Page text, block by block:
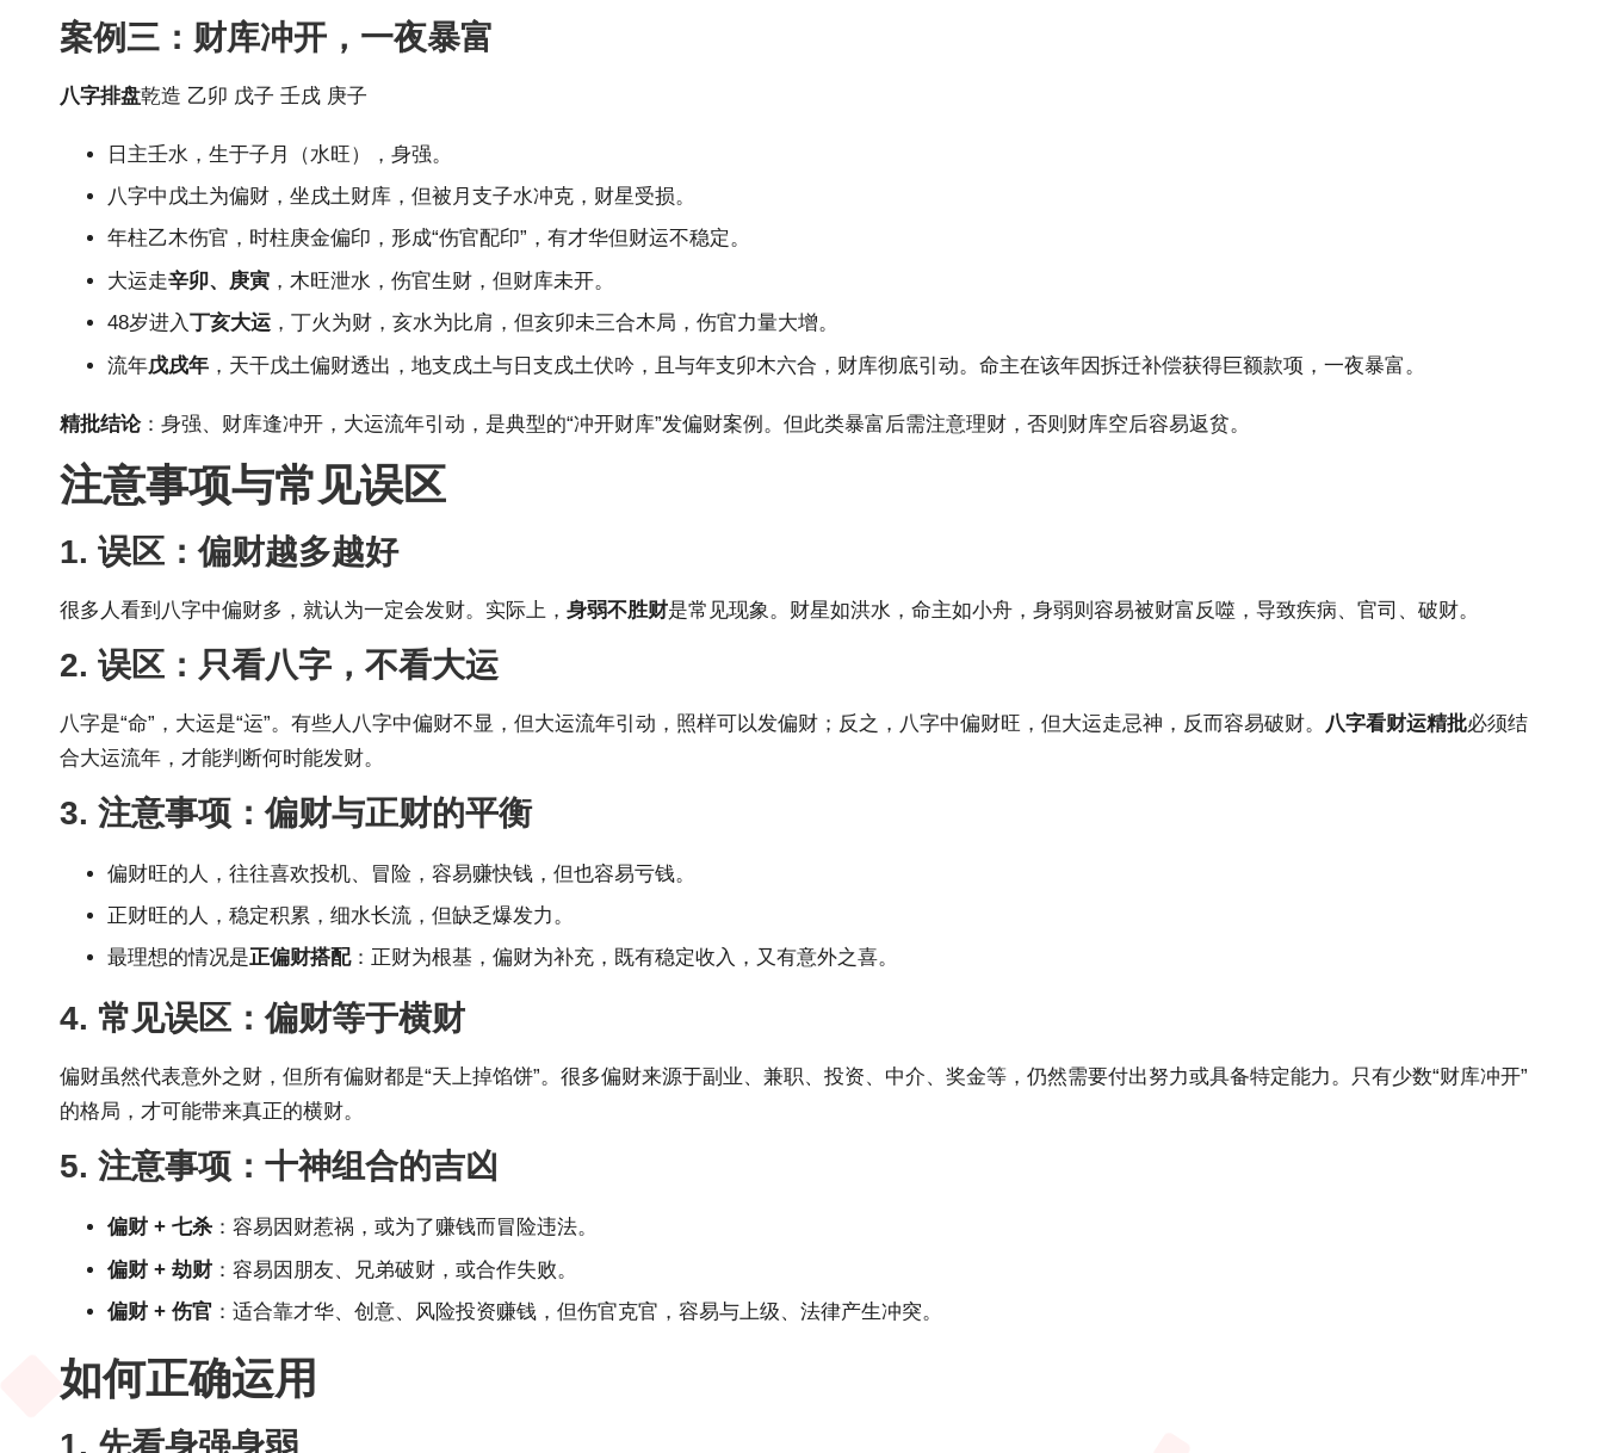
案例三：财库冲开，一夜暴富
八字排盘乾造 乙卯 戊子 壬戌 庚子
日主壬水，生于子月（水旺），身强。
八字中戊土为偏财，坐戌土财库，但被月支子水冲克，财星受损。
年柱乙木伤官，时柱庚金偏印，形成“伤官配印”，有才华但财运不稳定。
大运走辛卯、庚寅 ，木旺泄水，伤官生财，但财库未开。
48岁进入丁亥大运 ，丁火为财，亥水为比肩，但亥卯未三合木局，伤官力量大增。
流年戊戌年 ，天干戊土偏财透出，地支戌土与日支戌土伏吟，且与年支卯木六合，财库彻底引动。命主在该年因拆迁补偿获得巨额款项，一夜暴富。
精批结论：身强、财库逢冲开，大运流年引动，是典型的“冲开财库”发偏财案例。但此类暴富后需注意理财，否则财库空后容易返贫。
注意事项与常见误区
1. 误区：偏财越多越好
很多人看到八字中偏财多，就认为一定会发财。实际上， 身弱不胜财是常见现象。财星如洪水，命主如小舟，身弱则容易被财富反噬，导致疾病、官司、破财。
2. 误区：只看八字，不看大运
八字是“命”，大运是“运”。有些人八字中偏财不显，但大运流年引动，照样可以发偏财；反之，八字中偏财旺，但大运走忌神，反而容易破财。 八字看财运精批必须结
合大运流年，才能判断何时能发财。
3. 注意事项：偏财与正财的平衡
偏财旺的人，往往喜欢投机、冒险，容易赚快钱，但也容易亏钱。
正财旺的人，稳定积累，细水长流，但缺乏爆发力。
最理想的情况是正偏财搭配：正财为根基，偏财为补充，既有稳定收入，又有意外之喜。
4. 常见误区：偏财等于横财
偏财虽然代表意外之财，但所有偏财都是“天上掉馅饼”。很多偏财来源于副业、兼职、投资、中介、奖金等，仍然需要付出努力或具备特定能力。只有少数“财库冲开”
的格局，才可能带来真正的横财。
5. 注意事项：十神组合的吉凶
偏财 + 七杀 ：容易因财惹祸，或为了赚钱而冒险违法。
偏财 + 劫财 ：容易因朋友、兄弟破财，或合作失败。
偏财 + 伤官 ：适合靠才华、创意、风险投资赚钱，但伤官克官，容易与上级、法律产生冲突。
如何正确运用
1. 先看身强身弱